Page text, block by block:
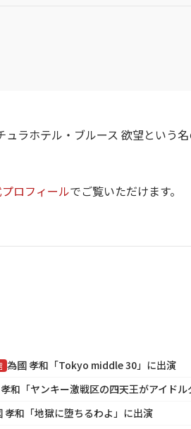
ラホテル・ブルース 欲望という
ロフィールでご覧いただけます。
為國 孝和「Tokyo middle 30」に出演
孝和「地獄に堕ちるわよ」に出演